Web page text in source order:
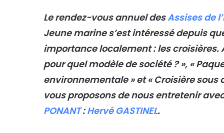
Le rendez-vous annuel desAssises de
Jeune marine s’est intéressé depuis
importance localement : les croisières.
pour quel modèle de société ? », «
environnementale » et « Croisière
vous proposons de nous entretenir
PONANT:Hervé GASTINEL.